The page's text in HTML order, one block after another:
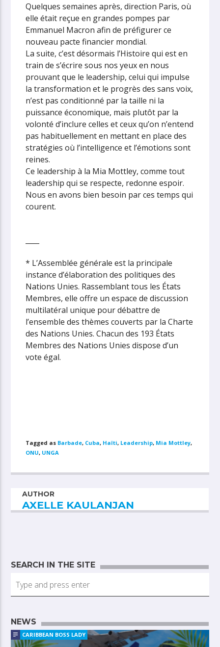
Quelques semaines après, direction Paris, où
elle était reçue en grandes pompes par
Emmanuel Macron afin de préfigurer ce
nouveau pacte financier mondial.
La suite, c’est désormais l’Histoire qui est en
train de s’écrire sous nos yeux en nous
prouvant que le leadership, celui qui impulse
la transformation et le progrès des sans voix,
n’est pas conditionné par la taille ni la
puissance économique, mais plutôt par la
volonté d’inclure celles et ceux qu’on n’entend
pas habituellement en mettant en place des
stratégies où l’intelligence et l’émotions sont
reines.
Ce leadership à la Mia Mottley, comme tout
leadership qui se respecte, redonne espoir.
Nous en avons bien besoin par ces temps qui
courent.
* L’Assemblée générale est la principale
instance d’élaboration des politiques des
Nations Unies. Rassemblant tous les États
Membres, elle offre un espace de discussion
multilatéral unique pour débattre de
l’ensemble des thèmes couverts par la Charte
des Nations Unies. Chacun des 193 États
Membres des Nations Unies dispose d’un
vote égal.
Tagged as Barbade, Cuba, Haïti, Leadership, Mia Mottley,
ONU, UNGA
AUTHOR
AXELLE KAULANJAN
SEARCH IN THE SITE
NEWS
CARIBBEAN BOSS LADY